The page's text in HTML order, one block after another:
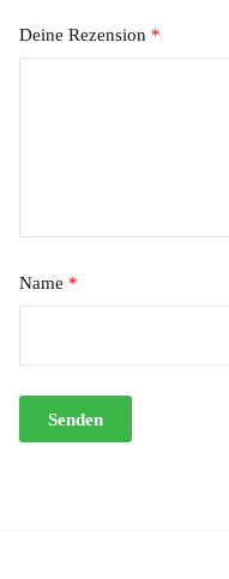
Deine Rezension *
Name *